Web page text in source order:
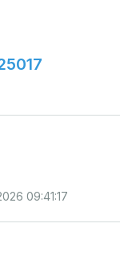
09:41:17